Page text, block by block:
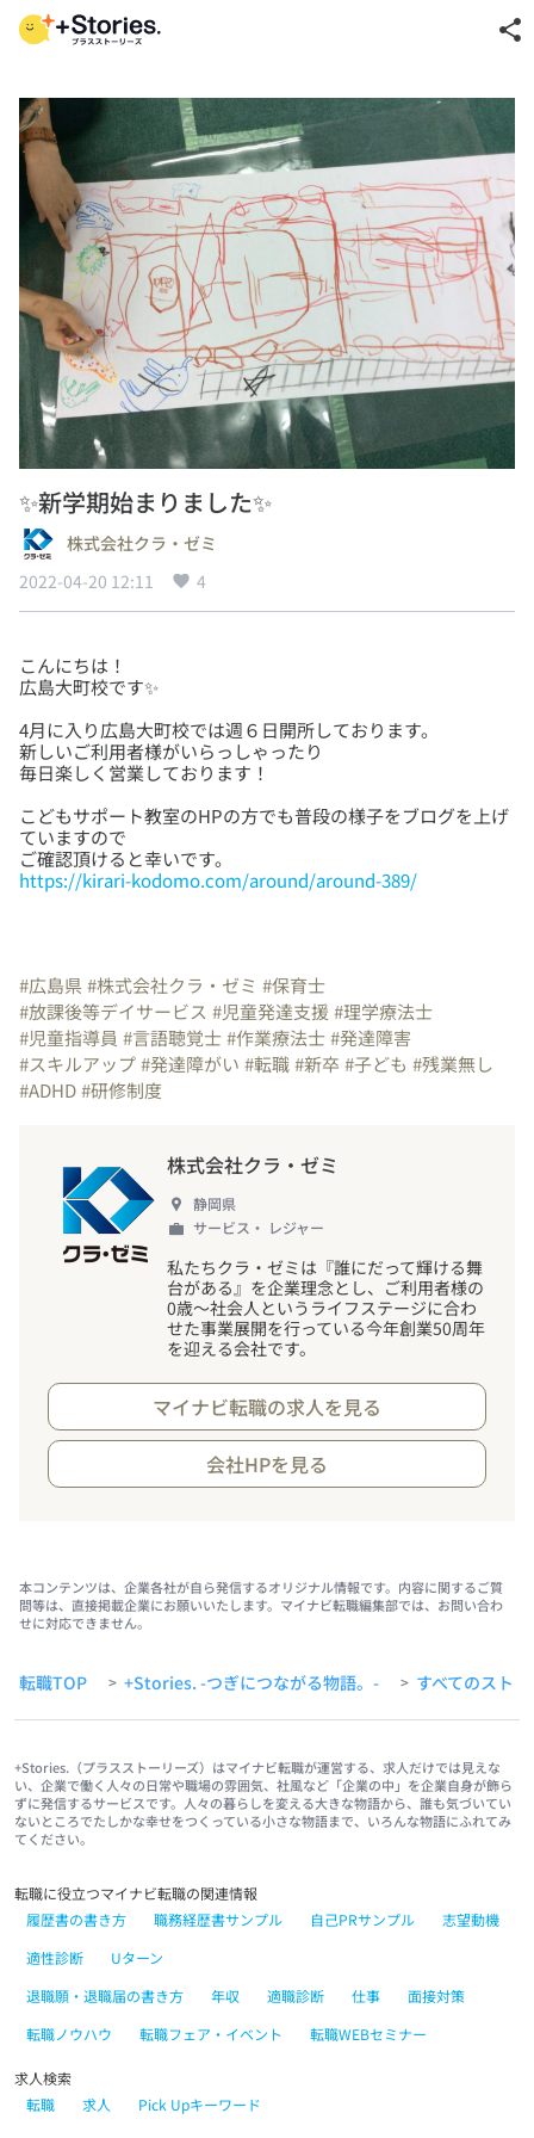
share
✨新学期始まりました✨
株式会社クラ・ゼミ
2022-04-20 12:11
4
こんにちは！
4月に入り広島大町校では週６日開所しております。
新しいご利用者様がいらっしゃったり
こどもサポート教室のHPの方でも普段の様子をブログを上げ
ていますので
https://kirari-kodomo.com/around/around-389/
#広島県#株式会社クラ・ゼミ #保育士
#放課後等デイサービス #児童発達支援 #理学療法士
#児童指導員 #言語聴覚士#作業療法士#発達障害
#スキルアップ#発達障がい #転職#新卒 #子ども #残業無し
#ADHD#研修制度
株式会社クラ・ゼミ
静岡県
サービス・ レジャー
私たちクラ・ゼミは『誰にだって輝ける舞
台がある』を企業理念とし、ご利用者様の
0歳～社会人というライフステージに合わ
せた事業展開を行っている今年創業50周年
を迎える会社です。
マイナビ転職の求人を見る
会社HPを見る
本コンテンツは、企業各社が自ら発信するオリジナル情報です。内容に関するご質
問等は、直接掲載企業にお願いいたします。マイナビ転職編集部では、お問い合わ
せに対応できません。
転職TOP > +Stories. -つぎにつながる物語。- > すべてのスト
+Stories.（プラスストーリーズ）はマイナビ転職が運営する、求人だけでは見えな
い、企業で働く人々の日常や職場の雰囲気、社風など「企業の中」を企業自身が飾ら
ずに発信するサービスです。人々の暮らしを変える大きな物語から、誰も気づいてい
ないところでたしかな幸せをつくっている小さな物語まで、いろんな物語にふれてみ
てください。
転職に役立つマイナビ転職の関連情報
履歴書の書き方
職務経歴書サンプル 自己PRサンプル
志望動機
適性診断
Uターン
退職願・退職届の書き方
年収 適職診断 仕事
面接対策
転職ノウハウ
転職フェア・イベント 転職WEBセミナー
求人検索
転職
求人 Pick Upキーワード